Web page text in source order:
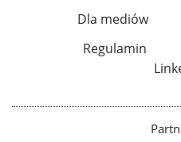
Dla mediów
Regulamin